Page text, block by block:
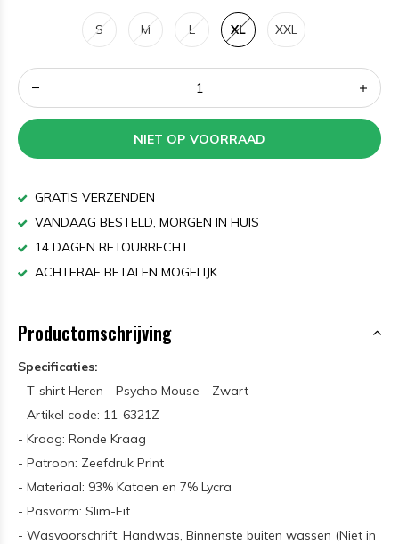
S M L XL XXL
NIET OP VOORRAAD
GRATIS VERZENDEN
VANDAAG BESTELD, MORGEN IN HUIS
14 DAGEN RETOURRECHT
ACHTERAF BETALEN MOGELIJK
Productomschrijving
Specificaties:
- T-shirt Heren - Psycho Mouse - Zwart
- Artikel code: 11-6321Z
- Kraag: Ronde Kraag
- Patroon: Zeefdruk Print
- Materiaal: 93% Katoen en 7% Lycra
- Pasvorm: Slim-Fit
- Wasvoorschrift: Handwas, Binnenste buiten wassen (Niet in